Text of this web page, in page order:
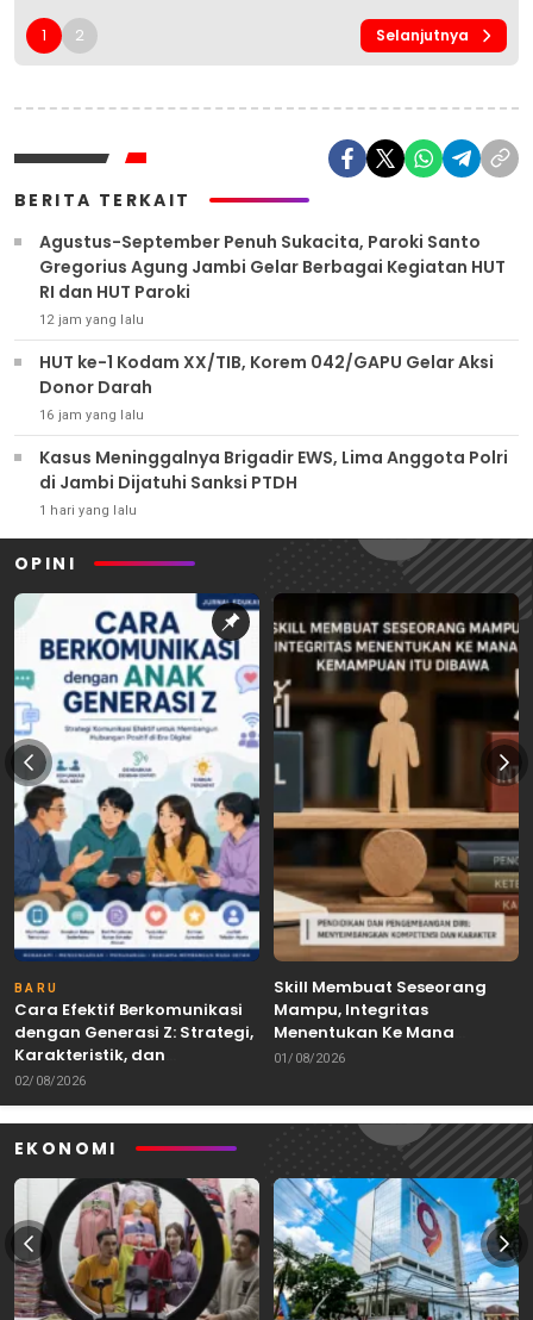
1 2 Selanjutnya
BERITA TERKAIT
Agustus-September Penuh Sukacita, Paroki Santo
Gregorius Agung Jambi Gelar Berbagai Kegiatan HUT
RI dan HUT Paroki
12 jam yang lalu
HUT ke-1 Kodam XX/TIB, Korem 042/GAPU Gelar Aksi
Donor Darah
16 jam yang lalu
Kasus Meninggalnya Brigadir EWS, Lima Anggota Polri
di Jambi Dijatuhi Sanksi PTDH
1 hari yang lalu
OPINI
BARU
Cara Efektif Berkomunikasi
dengan Generasi Z: Strategi,
Karakteristik, dan
Tantangannya
02/08/2026
Skill Membuat Seseorang
Mampu, Integritas
Menentukan Ke Mana
Kemampuan Itu Dibawa
01/08/2026
EKONOMI